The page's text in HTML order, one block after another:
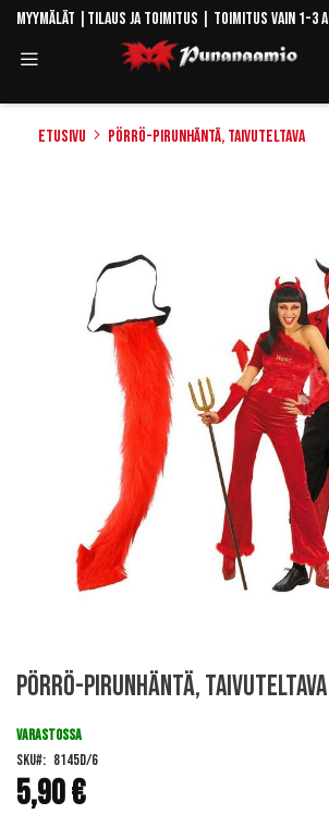
Skip
Content
Myymälät Tilaus ja toimitus | Toimitus vain 1-3
Etusivu Pörrö-pirunhäntä, taivuteltava
to
beginning
the
images
gallery
Pörrö-pirunhäntä, taivuteltava
5,90 €
VARASTOSSA
SKU
8145D/6